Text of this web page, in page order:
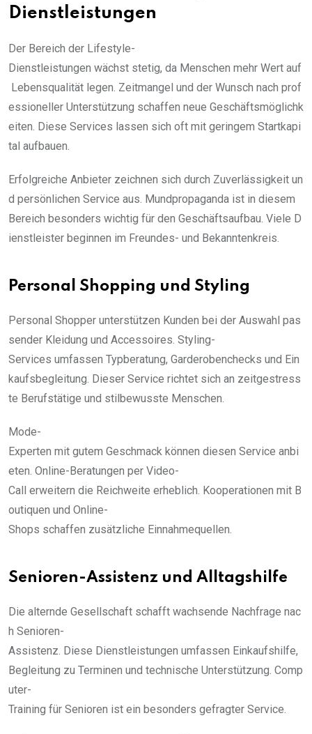
Dienstleistungen
Der Bereich der Lifestyle-
Dienstleistungen wächst stetig, da Menschen mehr Wert auf
Lebensqualität legen. Zeitmangel und der Wunsch nach prof
essioneller Unterstützung schaffen neue Geschäftsmöglichk
eiten. Diese Services lassen sich oft mit geringem Startkapi
tal aufbauen.
Erfolgreiche Anbieter zeichnen sich durch Zuverlässigkeit un
d persönlichen Service aus. Mundpropaganda ist in diesem
Bereich besonders wichtig für den Geschäftsaufbau. Viele D
ienstleister beginnen im Freundes- und Bekanntenkreis.
Personal Shopping und Styling
Personal Shopper unterstützen Kunden bei der Auswahl pas
sender Kleidung und Accessoires. Styling-
Services umfassen Typberatung, Garderobenchecks und Ein
kaufsbegleitung. Dieser Service richtet sich an zeitgestress
te Berufstätige und stilbewusste Menschen.
Mode-
Experten mit gutem Geschmack können diesen Service anbi
eten. Online-Beratungen per Video-
Call erweitern die Reichweite erheblich. Kooperationen mit B
outiquen und Online-
Shops schaffen zusätzliche Einnahmequellen.
Senioren-Assistenz und Alltagshilfe
Die alternde Gesellschaft schafft wachsende Nachfrage nac
h Senioren-
Assistenz. Diese Dienstleistungen umfassen Einkaufshilfe,
Begleitung zu Terminen und technische Unterstützung. Comp
uter-
Training für Senioren ist ein besonders gefragter Service.